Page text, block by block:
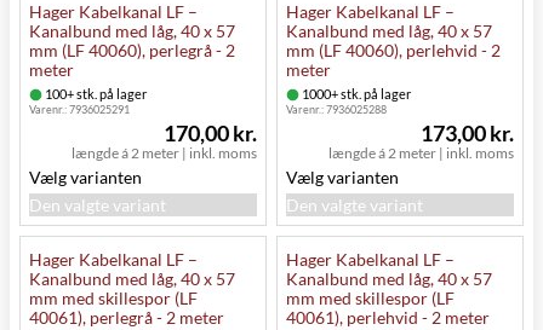
Hager Kabelkanal LF –
Kanalbund med låg, 40 x 57
mm (LF 40060), perlegrå - 2
meter
100+ stk. på lager
Varenr.:7936025291
længde á 2 meter | inkl. moms
170,00 kr.
Vælg varianten
Den valgte variant
Hager Kabelkanal LF –
Kanalbund med låg, 40 x 57
mm (LF 40060), perlehvid - 2
meter
1000+ stk. på lager
Varenr.:7936025288
længde á 2 meter | inkl. moms
173,00 kr.
Vælg varianten
Den valgte variant
Hager Kabelkanal LF –
Kanalbund med låg, 40 x 57
mm med skillespor (LF
40061), perlegrå - 2 meter
Hager Kabelkanal LF –
Kanalbund med låg, 40 x 57
mm med skillespor (LF
40061), perlehvid - 2 meter